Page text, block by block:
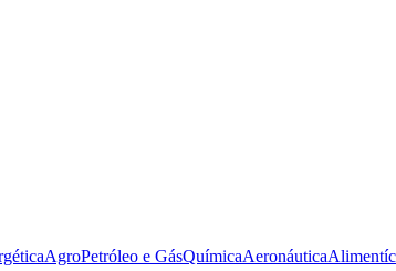
AgroPetróleo e GásQuímicaAeronáutica